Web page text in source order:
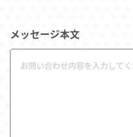
メッセージ本文